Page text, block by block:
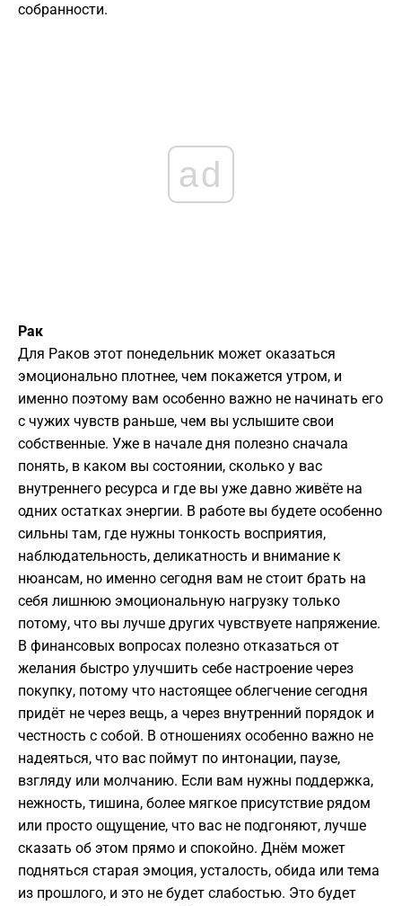
собранности.
ad
Рак
Для Раков этот понедельник может оказаться
эмоционально плотнее, чем покажется утром, и
именно поэтому вам особенно важно не начинать его
с чужих чувств раньше, чем вы услышите свои
собственные. Уже в начале дня полезно сначала
понять, в каком вы состоянии, сколько у вас
внутреннего ресурса и где вы уже давно живёте на
одних остатках энергии. В работе вы будете особенно
сильны там, где нужны тонкость восприятия,
наблюдательность, деликатность и внимание к
нюансам, но именно сегодня вам не стоит брать на
себя лишнюю эмоциональную нагрузку только
потому, что вы лучше других чувствуете напряжение.
В финансовых вопросах полезно отказаться от
желания быстро улучшить себе настроение через
покупку, потому что настоящее облегчение сегодня
придёт не через вещь, а через внутренний порядок и
честность с собой. В отношениях особенно важно не
надеяться, что вас поймут по интонации, паузе,
взгляду или молчанию. Если вам нужны поддержка,
нежность, тишина, более мягкое присутствие рядом
или просто ощущение, что вас не подгоняют, лучше
сказать об этом прямо и спокойно. Днём может
подняться старая эмоция, усталость, обида или тема
из прошлого, и это не будет слабостью. Это будет